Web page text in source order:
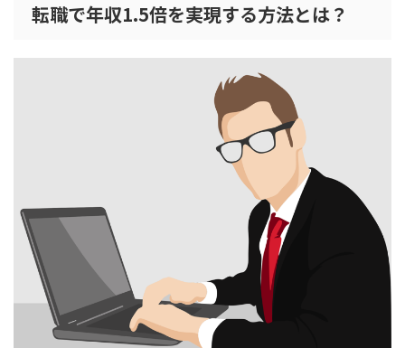
転職で年収1.5倍を実現する方法とは？